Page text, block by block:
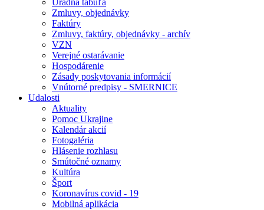
Úradná tabuľa
Zmluvy, objednávky
Faktúry
Zmluvy, faktúry, objednávky - archív
VZN
Verejné ostarávanie
Hospodárenie
Zásady poskytovania informácií
Vnútorné predpisy - SMERNICE
Udalosti
Aktuality
Pomoc Ukrajine
Kalendár akcií
Fotogaléria
Hlásenie rozhlasu
Smútočné oznamy
Kultúra
Šport
Koronavírus covid - 19
Mobilná aplikácia